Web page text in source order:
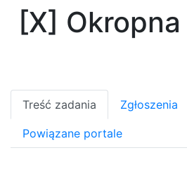
[X]
Treść zadania Zgłoszenia
Powiązane portale